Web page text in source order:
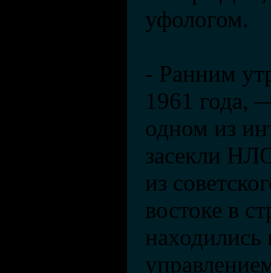
уфологом.
- Ранним
1961 года,
одном из
засекли
из
востоке в